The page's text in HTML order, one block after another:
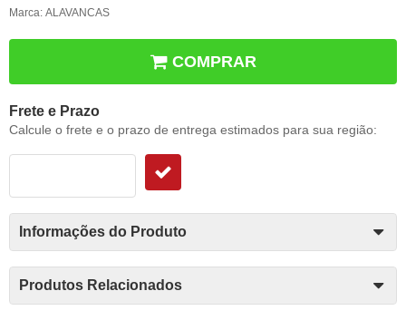
Marca: ALAVANCAS
COMPRAR
Frete e Prazo
Calcule o frete e o prazo de entrega estimados para sua região:
Informações do Produto
Produtos Relacionados